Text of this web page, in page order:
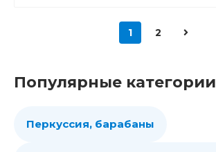
1 2
Популярные категории
Перкуссия, барабаны